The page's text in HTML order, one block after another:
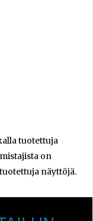
tuotettuja
on
näyttöjä.